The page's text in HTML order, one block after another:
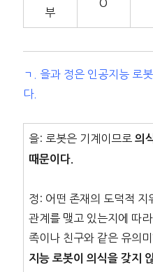
부
O
ㄱ. 을과 정은 인공지능 로
다.
을: 로봇은 기계이므로 의
때문이다.
정: 어떤 존재의 도덕적 지
관계를 맺고 있는지에 따
족이나 친구와 같은 유의
지능 로봇이 의식을 갖지